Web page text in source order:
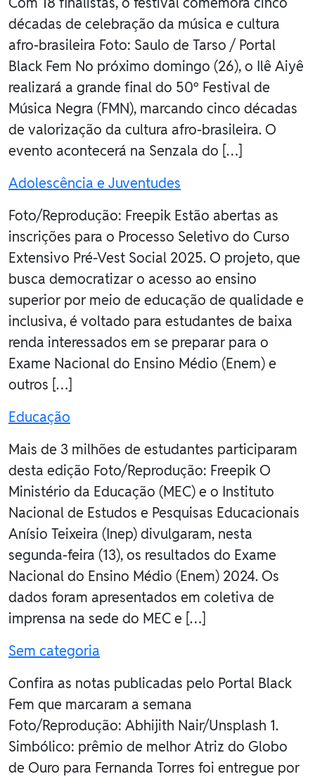
décadas de celebração da música e cultura
afro-brasileira Foto: Saulo de Tarso / Portal
Black Fem No próximo domingo (26), o Ilê Aiyê
realizará a grande final do 50º Festival de
Música Negra (FMN), marcando cinco décadas
de valorização da cultura afro-brasileira. O
evento acontecerá na Senzala do […]
Adolescência e Juventudes
Foto/Reprodução: Freepik Estão abertas as
inscrições para o Processo Seletivo do Curso
Extensivo Pré-Vest Social 2025. O projeto, que
busca democratizar o acesso ao ensino
superior por meio de educação de qualidade e
inclusiva, é voltado para estudantes de baixa
renda interessados em se preparar para o
Exame Nacional do Ensino Médio (Enem) e
outros […]
Educação
Mais de 3 milhões de estudantes participaram
desta edição Foto/Reprodução: Freepik O
Ministério da Educação (MEC) e o Instituto
Nacional de Estudos e Pesquisas Educacionais
Anísio Teixeira (Inep) divulgaram, nesta
segunda-feira (13), os resultados do Exame
Nacional do Ensino Médio (Enem) 2024. Os
dados foram apresentados em coletiva de
imprensa na sede do MEC e […]
Sem categoria
Confira as notas publicadas pelo Portal Black
Fem que marcaram a semana
Foto/Reprodução: Abhijith Nair/Unsplash 1.
Simbólico: prêmio de melhor Atriz do Globo
de Ouro para Fernanda Torres foi entregue por